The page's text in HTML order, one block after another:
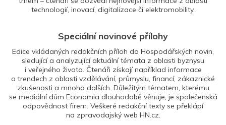
technologií, inovací, digitalizace či elektromobility.
Speciální novinové přílohy
Edice vkládaných redakčních příloh do Hospodářských novin,
sledující a analyzující aktuální témata z oblasti byznysu
i veřejného života. Čtenáři získají například informace
o trendech z oblasti vzdělávání, průmyslu, financí, zákaznické
zkušenosti a mnoha dalších. Důležitým tématem, kterému
se mediální dům Economia dlouhodobě věnuje, je společenská
odpovědnost firem. Veškeré redakční texty se překlápí
na zpravodajský web HN.cz.